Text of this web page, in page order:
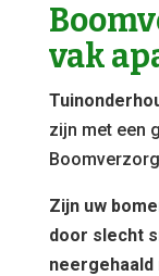
vak
zijn met een
Zijn uw
door slecht